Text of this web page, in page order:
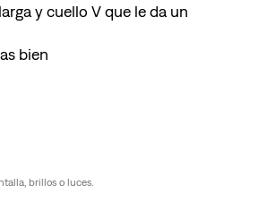
y cuello V que le da un
bien
brillos o luces.